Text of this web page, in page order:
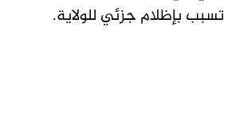
تسبب بإظلام جزئي للولاية.